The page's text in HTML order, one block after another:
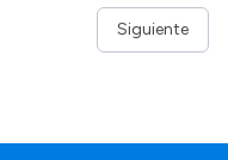
Siguiente